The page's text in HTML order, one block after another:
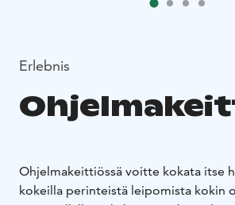
Erlebnis
Ohjelmakeittiössä voitte kokata itse
kokeilla perinteistä leipomista kokin